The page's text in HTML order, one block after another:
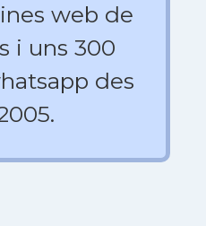
web de
i uns 300
des